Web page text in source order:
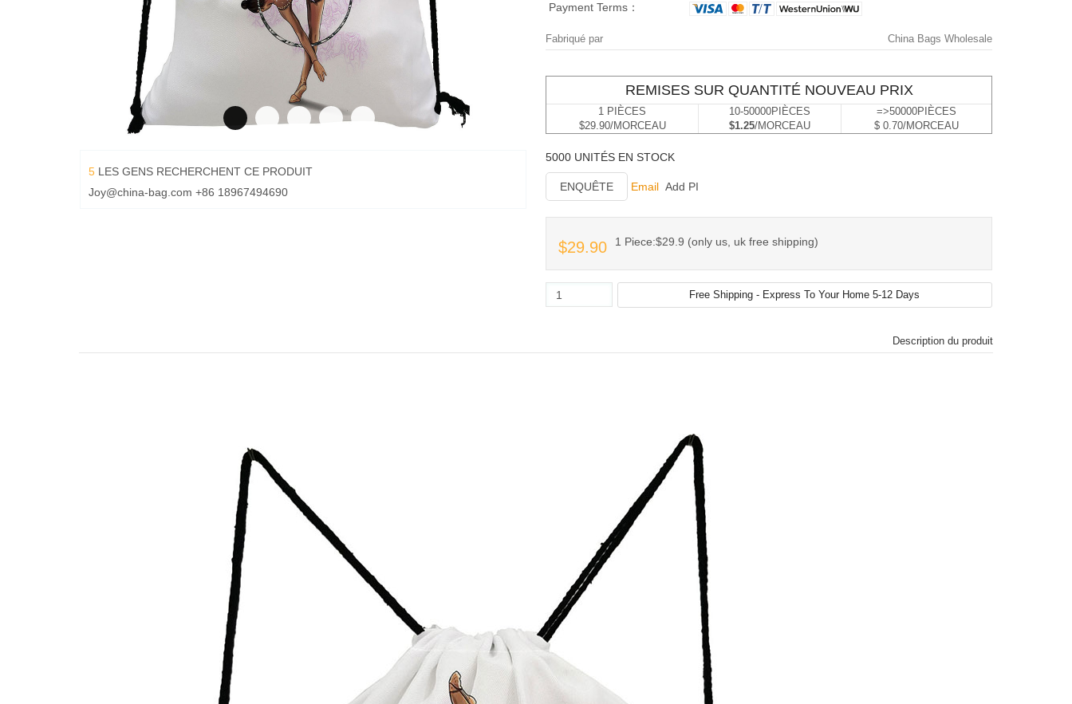
5 LES GENS RECHERCHENT CE PRODUIT
Joy@china-bag.com +86 18967494690
Payment Terms：
Fabriqué par China Bags Wholesale
REMISES SUR QUANTITÉ NOUVEAU PRIX
1 PIÈCES
$29.90/MORCEAU
10-50000PIÈCES
$1.25/MORCEAU
=>50000PIÈCES
$ 0.70/MORCEAU
5000 UNITÉS EN STOCK
ENQUÊTE Email Add PI
$29.90 1 Piece:$29.9 (only us, uk free shipping)
Description du produit